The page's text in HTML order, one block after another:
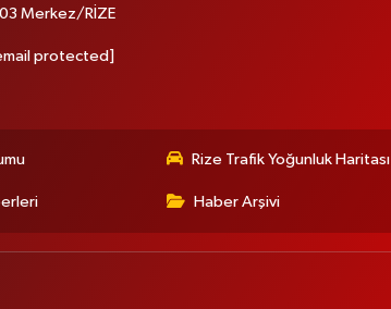
Merkez/RİZE
protected]
Rize Trafik Yoğunluk Haritası
Haber Arşivi